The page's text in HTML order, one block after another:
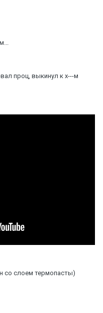
проц, выкинул к х---м
со слоем термопасты)